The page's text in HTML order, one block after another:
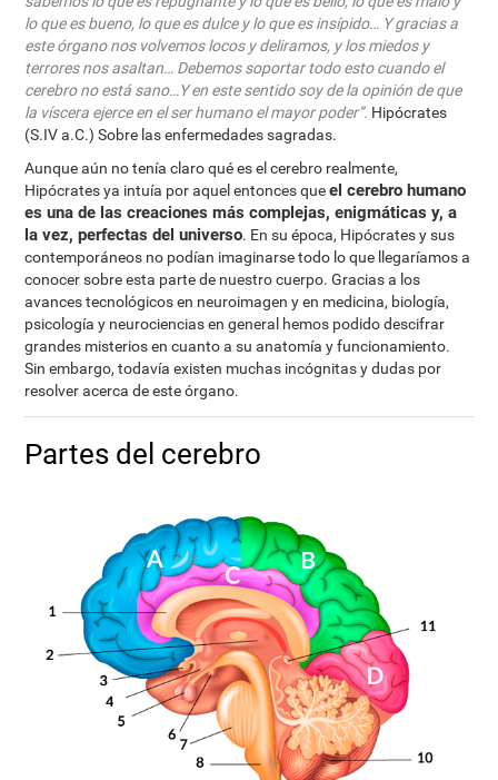
lo que es bueno, lo que es dulce y lo que es insípido… Y gracias a
este órgano nos volvemos locos y deliramos, y los miedos y
terrores nos asaltan… Debemos soportar todo esto cuando el
cerebro no está sano…Y en este sentido soy de la opinión de que
la víscera ejerce en el ser humano el mayor poder”. Hipócrates
(S.IV a.C.) Sobre las enfermedades sagradas.
Aunque aún no tenía claro qué es el cerebro realmente,
Hipócrates ya intuía por aquel entonces queel cerebro humano
es una de las creaciones más complejas, enigmáticas y, a
la vez, perfectas del universo. En su época, Hipócrates y sus
contemporáneos no podían imaginarse todo lo que llegaríamos a
conocer sobre esta parte de nuestro cuerpo. Gracias a los
avances tecnológicos en neuroimagen y en medicina, biología,
psicología y neurociencias en general hemos podido descifrar
grandes misterios en cuanto a su anatomía y funcionamiento.
Sin embargo, todavía existen muchas incógnitas y dudas por
resolver acerca de este órgano.
Partes del cerebro